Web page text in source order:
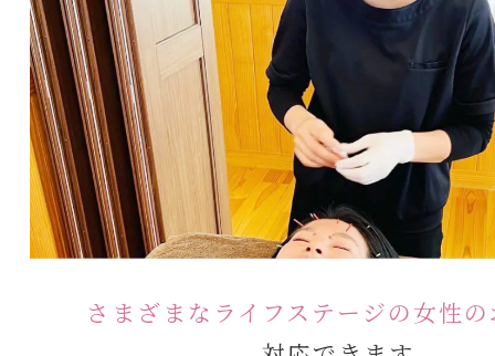
さまざまな ライフステージの女性